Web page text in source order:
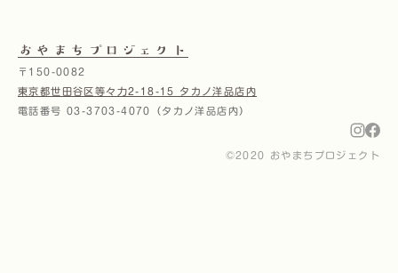
おやまちプロジェクト
〒150-0082
東京都世田谷区等々力2-18-15 タカノ洋品店内
電話番号 03-3703-4070（タカノ洋品店内）
©2020 おやまちプロジェクト